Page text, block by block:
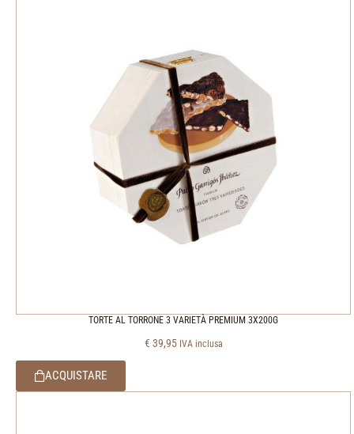
TORTE AL TORRONE 3 VARIETÀ PREMIUM 3X200G
€ 39,95 IVA inclusa
ACQUISTARE